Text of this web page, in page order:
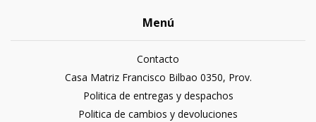
Menú
Contacto
Casa Matriz Francisco Bilbao 0350, Prov.
Politica de entregas y despachos
Politica de cambios y devoluciones